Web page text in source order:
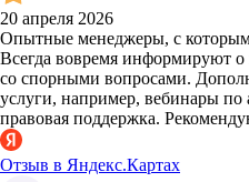
20 апреля 2026
Опытные менеджеры, с
Всегда вовремя информируют
со спорными вопросами.
услуги, например, вебинары
правовая поддержка.
Отзыв в Яндекс.Картах